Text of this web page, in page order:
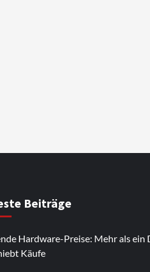
Beiträge
Hardware-Preise: Mehr als
Käufe